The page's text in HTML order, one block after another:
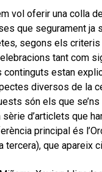
vol oferir una colla
que segurament
segons els
tant com
estan
diversos de la
són els que
sèrie d’articlets que
principal és
tercera), que